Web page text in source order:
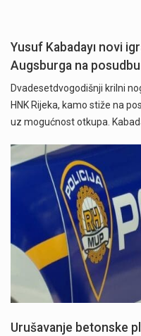
Yusuf Kabadayı novi
Augsburga na
Dvadesetdvogodišnji krilni
HNK Rijeka, kamo stiže na
uz mogućnost otkupa.
Urušavanje betonske